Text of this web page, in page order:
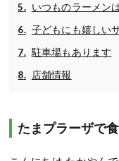
いつものラーメン
子どもにも嬉しい
駐車場もあります
店舗情報
たまプラーザで